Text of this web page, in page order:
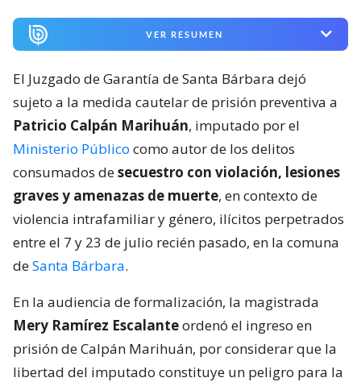
VER RESUMEN
El Juzgado de Garantía de Santa Bárbara dejó
sujeto a la medida cautelar de prisión preventiva a
Patricio Calpán Marihuán, imputado por el
Ministerio Público como autor de los delitos
consumados desecuestro con violación, lesiones
graves y amenazas de muerte, en contexto de
violencia intrafamiliar y género, ilícitos perpetrados
entre el 7 y 23 de julio recién pasado, en la comuna
deSanta Bárbara.
En la audiencia de formalización, la magistrada
Mery Ramírez Escalanteordenó el ingreso en
prisión de Calpán Marihuán, por considerar que la
libertad del imputado constituye un peligro para la